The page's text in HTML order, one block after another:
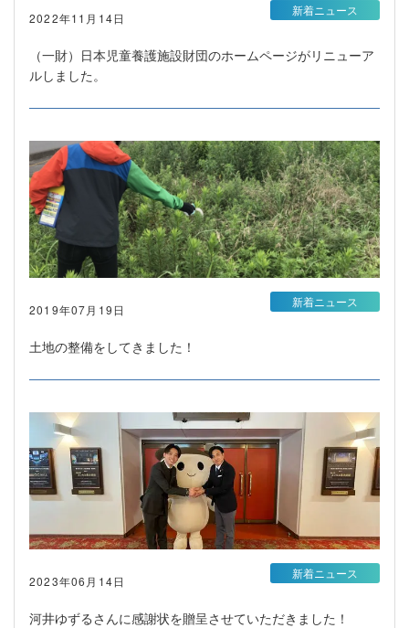
2022年11月14日
（一財）日本児童養護施設財団のホームページがリニューア
ルしました。
新着ニュース
2019年07月19日
土地の整備をしてきました！
新着ニュース
2023年06月14日
河井ゆずるさんに感謝状を贈呈させていただきました！
新着ニュース